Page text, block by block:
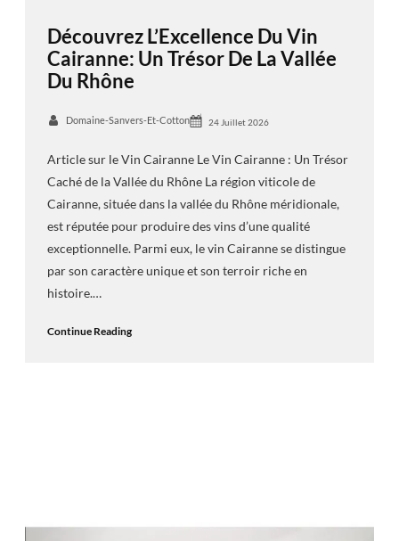
Découvrez L’Excellence Du Vin
Cairanne: Un Trésor De La Vallée
Du Rhône
Domaine-Sanvers-Et-Cotton 24 Juillet 2026
Article sur le Vin Cairanne Le Vin Cairanne : Un Trésor
Caché de la Vallée du Rhône La région viticole de
Cairanne, située dans la vallée du Rhône méridionale,
est réputée pour produire des vins d’une qualité
exceptionnelle. Parmi eux, le vin Cairanne se distingue
par son caractère unique et son terroir riche en
histoire.…
Continue Reading